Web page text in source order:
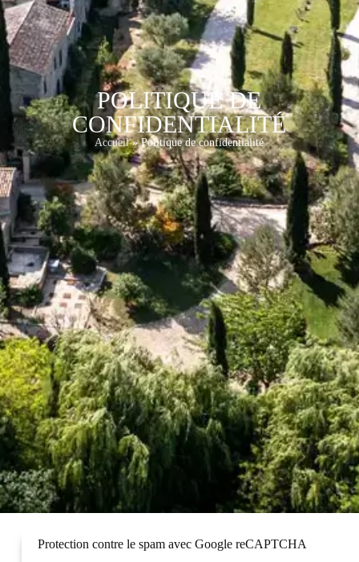
POLITIQUE DE
CONFIDENTIALITÉ
Accueil»Politique de confidentialité
Protection contre le spam avec Google reCAPTCHA